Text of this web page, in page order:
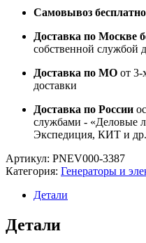
Самовывоз бесплатно
Доставка по Москве
собственной службой
Доставка по МО от 3-
доставки
Доставка по России
службами -
Экспедиция, КИТ и др.
Артикул: PNEV000-3387
Категория: Генераторы и
Детали
Детали